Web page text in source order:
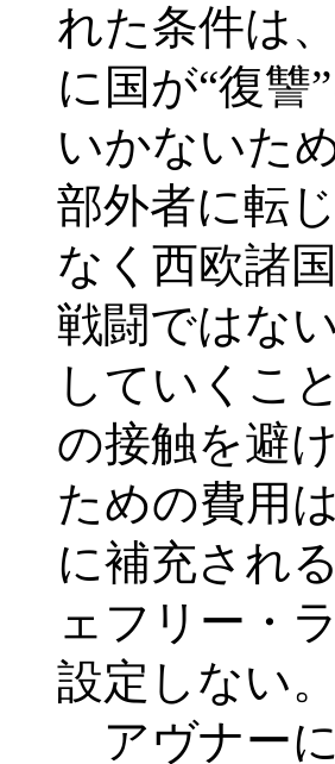
れた条件は
に国が“復讐
いかないた
部外者に転
なく西欧諸
戦闘ではな
していくこ
の接触を避
ための費用
に補充され
ェフリー・
設定しない。
アヴナー